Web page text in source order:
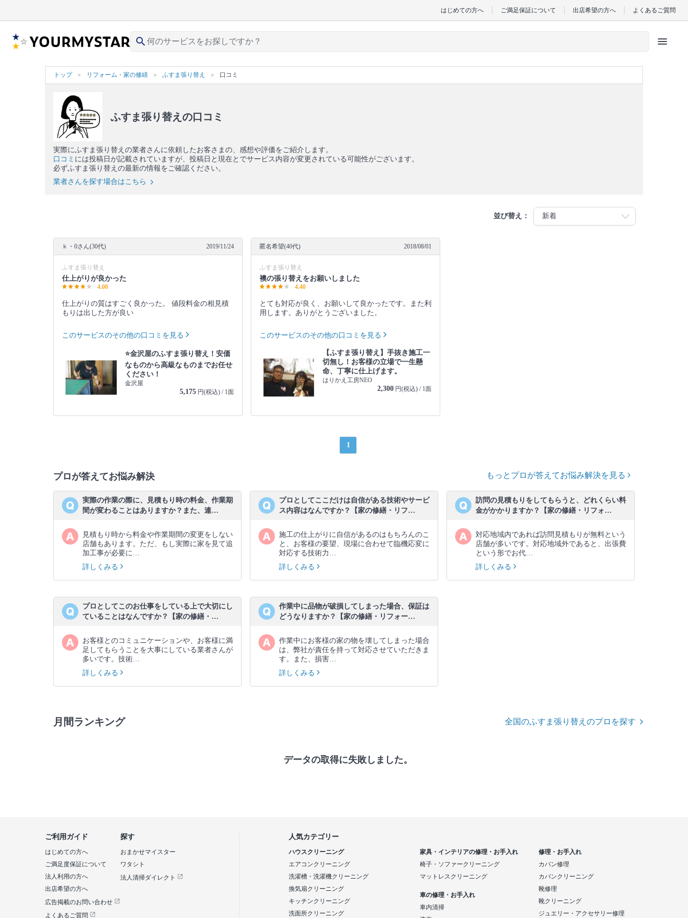
はじめての方へ ご満足保証について 出店希望の方へ よくあるご質問
search menu
トップ リフォーム・家の修繕 ふすま張り替え 口コミ
ふすま張り替えの口コミ
実際にふすま張り替えの業者さんに依頼したお客さまの、感想や評価をご紹介します。
口コミ には投稿日が記載されていますが、投稿日と現在とでサービス内容が変更されている可能性がございます。
必ずふすま張り替えの最新の情報をご確認ください。
業者さんを探す場合はこちら
並び替え：
ｋ・0さん(30代) 2019/11/24
ふすま張り替え
仕上がりが良かった
4.00
仕上がりの質はすごく良かった。 値段料金の相見積
もりは出した方が良い
このサービスのその他の口コミを見る
⭐️金沢屋のふすま張り替え！安価
なものから高級なものまでお任せ
ください！
金沢屋
5,175 円(税込) / 1面
匿名希望(40代) 2018/08/01
ふすま張り替え
襖の張り替えをお願いしました
4.40
とても対応が良く、お願いして良かったです。また利
用します。ありがとうございました。
このサービスのその他の口コミを見る
【ふすま張り替え】手抜き施工一
切無し！お客様の立場で一生懸
命、丁寧に仕上げます。
はりかえ工房NEO
2,300 円(税込) / 1面
1
プロが答えてお悩み解決 もっとプロが答えてお悩み解決を見る
実際の作業の際に、見積もり時の料金、作業期
間が変わることはありますか？また、連…
見積もり時から料金や作業期間の変更をしない
店舗もあります。ただ、もし実際に家を見て追
加工事が必要に…
詳しくみる
プロとしてここだけは自信がある技術やサービ
ス内容はなんですか？【家の修繕・リフ…
施工の仕上がりに自信があるのはもちろんのこ
と、お客様の要望、現場に合わせて臨機応変に
対応する技術力…
詳しくみる
訪問の見積もりをしてもらうと、どれくらい料
金がかかりますか？【家の修繕・リフォ…
対応地域内であれば訪問見積もりが無料という
店舗が多いです。対応地域外であると、出張費
という形でお代…
詳しくみる
プロとしてこのお仕事をしている上で大切にし
ていることはなんですか？【家の修繕・…
お客様とのコミュニケーションや、お客様に満
足してもらうことを大事にしている業者さんが
多いです。技術…
詳しくみる
作業中に品物が破損してしまった場合、保証は
どうなりますか？【家の修繕・リフォー…
作業中にお客様の家の物を壊してしまった場合
は、弊社が責任を持って対応させていただきま
す。また、損害…
詳しくみる
月間ランキング 全国のふすま張り替えのプロを探す
データの取得に失敗しました。
探す
おまかせマイスター
ワタシト
法人清掃ダイレクト
ご利用ガイド
はじめての方へ
ご満足度保証について
法人利用の方へ
出店希望の方へ
広告掲載のお問い合わせ
よくあるご質問
人気カテゴリー
ハウスクリーニング
エアコンクリーニング
洗濯槽・洗濯機クリーニング
換気扇クリーニング
キッチンクリーニング
洗面所クリーニング
家具・インテリアの修理・お手入れ
椅子・ソファークリーニング
マットレスクリーニング
車の修理・お手入れ
車内清掃
修理・お手入れ
カバン修理
カバンクリーニング
靴修理
靴クリーニング
ジュエリー・アクセサリー修理